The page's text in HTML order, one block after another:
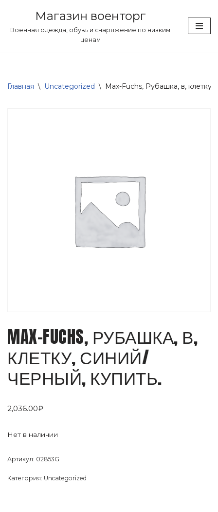
Перейти
Магазин военторг
Военная одежда, обувь и снаряжение по низким
ценам
Главная \ Uncategorized \ Max-Fuchs, Рубашка, в, клетку,
MAX-FUCHS, РУБАШКА, В,
КЛЕТКУ, СИНИЙ/
ЧЕРНЫЙ, КУПИТЬ.
2,036.00₽
Нет в наличии
Артикул: 02853G
Категория: Uncategorized